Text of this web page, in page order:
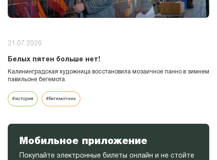
21.07.2026
Белых пятен больше нет!
Калининградская художница восстановила мозаичное панно в зимнем
павильоне бегемота
#история #бегемотник
Мобильное приложение
Покупайте электронные билеты онлайн и не стойте